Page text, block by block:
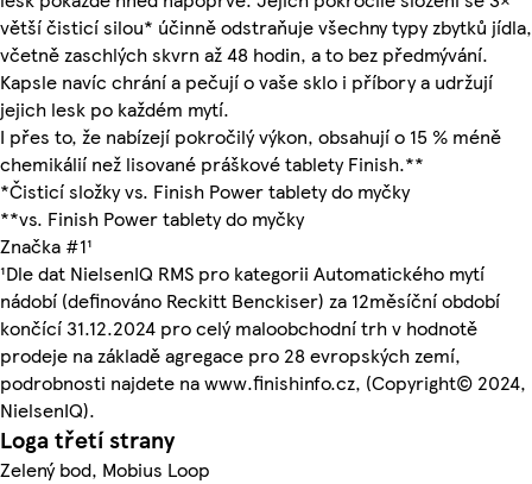
větší čisticí silou* účinně odstraňuje všechny typy zbytků jídla,
včetně zaschlých skvrn až 48 hodin, a to bez předmývání.
Kapsle navíc chrání a pečují o vaše sklo i příbory a udržují
jejich lesk po každém mytí.
I přes to, že nabízejí pokročilý výkon, obsahují o 15 % méně
chemikálií než lisované práškové tablety Finish.**
*Čisticí složky vs. Finish Power tablety do myčky
**vs. Finish Power tablety do myčky
Značka #1¹
¹Dle dat NielsenIQ RMS pro kategorii Automatického mytí
nádobí (definováno Reckitt Benckiser) za 12měsíční období
končící 31.12.2024 pro celý maloobchodní trh v hodnotě
prodeje na základě agregace pro 28 evropských zemí,
podrobnosti najdete na www.finishinfo.cz, (Copyright© 2024,
NielsenIQ).
Loga třetí strany
Zelený bod, Mobius Loop